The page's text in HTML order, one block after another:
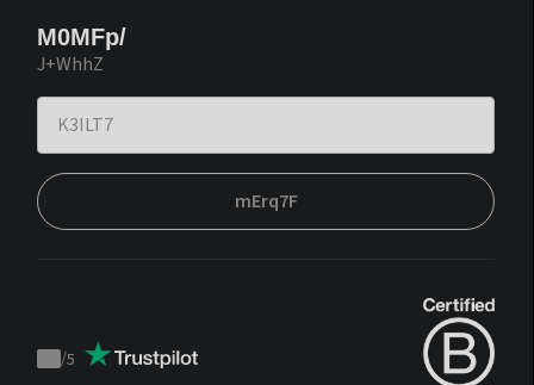
M0MFp/
J+WhhZ
mErq7F
Trustpilot
/5